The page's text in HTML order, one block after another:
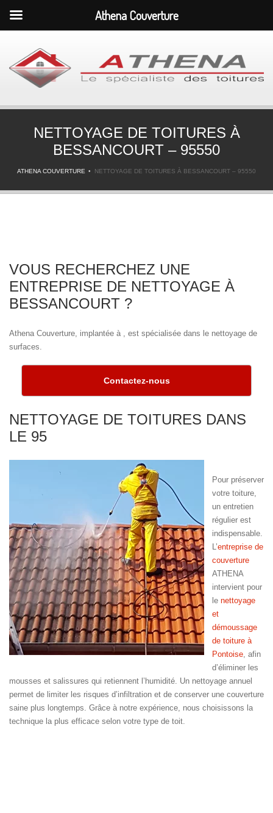
NETTOYAGE DE TOITURES À
BESSANCOURT – 95550
ATHENA COUVERTURE NETTOYAGE DE TOITURES À BESSANCOURT – 95550
VOUS RECHERCHEZ UNE
ENTREPRISE DE NETTOYAGE À
BESSANCOURT ?
Athena Couverture, implantée à , est spécialisée dans le nettoyage de
surfaces.
Contactez-nous
NETTOYAGE DE TOITURES DANS
LE 95
Pour préserver
votre toiture,
un entretien
régulier est
indispensable.
L’entreprise de
couverture
ATHENA
intervient pour
le nettoyage
et
démoussage
de toiture à
Pontoise , afin
d’éliminer les
mousses et salissures qui retiennent l’humidité. Un nettoyage annuel
permet de limiter les risques d’infiltration et de conserver une couverture
saine plus longtemps. Grâce à notre expérience, nous choisissons la
technique la plus efficace selon votre type de toit.
Athena Couverture